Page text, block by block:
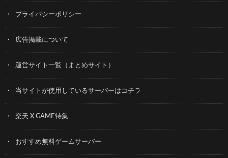
プライバシーポリシー
広告掲載について
運営サイト一覧（まとめサイト）
当サイトが使用しているサーバーはコチラ
楽天 X GAME特集
おすすめ無料ゲームサーバー